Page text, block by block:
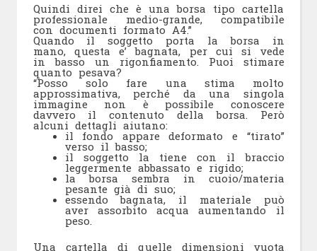
Quindi direi che è una borsa tipo cartella
professionale medio-grande, compatibile
con documenti formato A4.”
Quando il soggetto porta la borsa in
mano, questa e’ bagnata, per cui si vede
in basso un rigonfiamento. Puoi stimare
quanto pesava?
“Posso solo fare una stima molto
approssimativa, perché da una singola
immagine non è possibile conoscere
davvero il contenuto della borsa. Però
alcuni dettagli aiutano:
il fondo appare deformato e “tirato”
verso il basso;
il soggetto la tiene con il braccio
leggermente abbassato e rigido;
la borsa sembra in cuoio/materia
pesante già di suo;
essendo bagnata, il materiale può
aver assorbito acqua aumentando il
peso.
Una cartella di quelle dimensioni vuota